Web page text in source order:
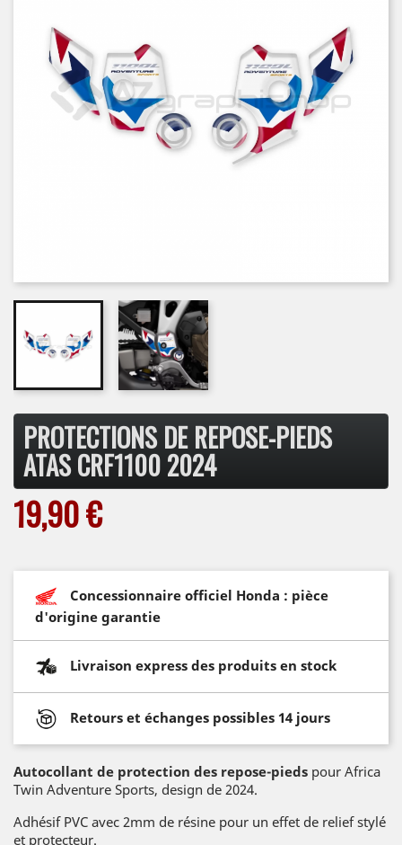
PROTECTIONS DE REPOSE-PIEDS
ATAS CRF1100 2024
19,90 €
Concessionnaire officiel Honda : pièce
d'origine garantie
Livraison express des produits en stock
Retours et échanges possibles 14 jours
Autocollant de protection des repose-pieds pour Africa
Twin Adventure Sports, design de 2024.
Adhésif PVC avec 2mm de résine pour un effet de relief stylé
et protecteur.